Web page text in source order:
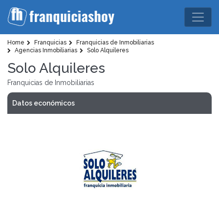
Home Franquicias
Franquicias de Inmobiliarias
Agencias Inmobiliarias
Solo Alquileres
Solo Alquileres
Franquicias de Inmobiliarias
Datos económicos